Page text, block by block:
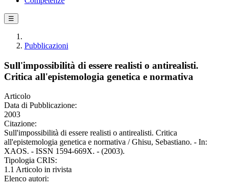
☰
Pubblicazioni
Sull'impossibilità di essere realisti o antirealisti.
Critica all'epistemologia genetica e normativa
Articolo
Data di Pubblicazione:
2003
Citazione:
Sull'impossibilità di essere realisti o antirealisti. Critica
all'epistemologia genetica e normativa / Ghisu, Sebastiano. - In:
XAOS. - ISSN 1594-669X. - (2003).
Tipologia CRIS:
1.1 Articolo in rivista
Elenco autori: